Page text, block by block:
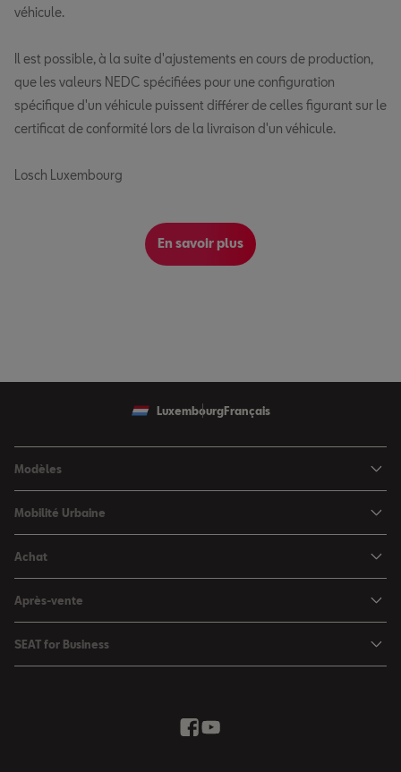
véhicule.
Il est possible, à la suite d'ajustements en cours de production,
que les valeurs NEDC spécifiées pour une configuration
spécifique d'un véhicule puissent différer de celles figurant sur le
certificat de conformité lors de la livraison d'un véhicule.
Losch Luxembourg
En savoir plus
LuxembourgFrançais
Modèles
SEAT Arona
SEAT Leon
SEAT Leon Sportstourer
SEAT Ateca
Mobilité Urbaine
Voitures hybrides
Charger à domicile
Achat
Véhicules de stock
Conditions Summer
Après-vente
Services SEAT
SEAT for Business